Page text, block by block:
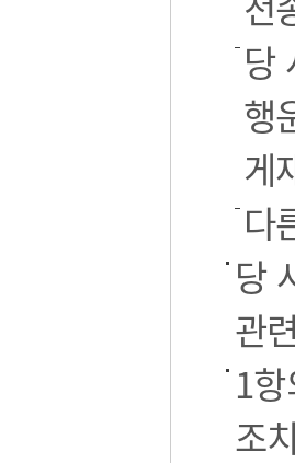
당
행
게
다
당
관
1
조